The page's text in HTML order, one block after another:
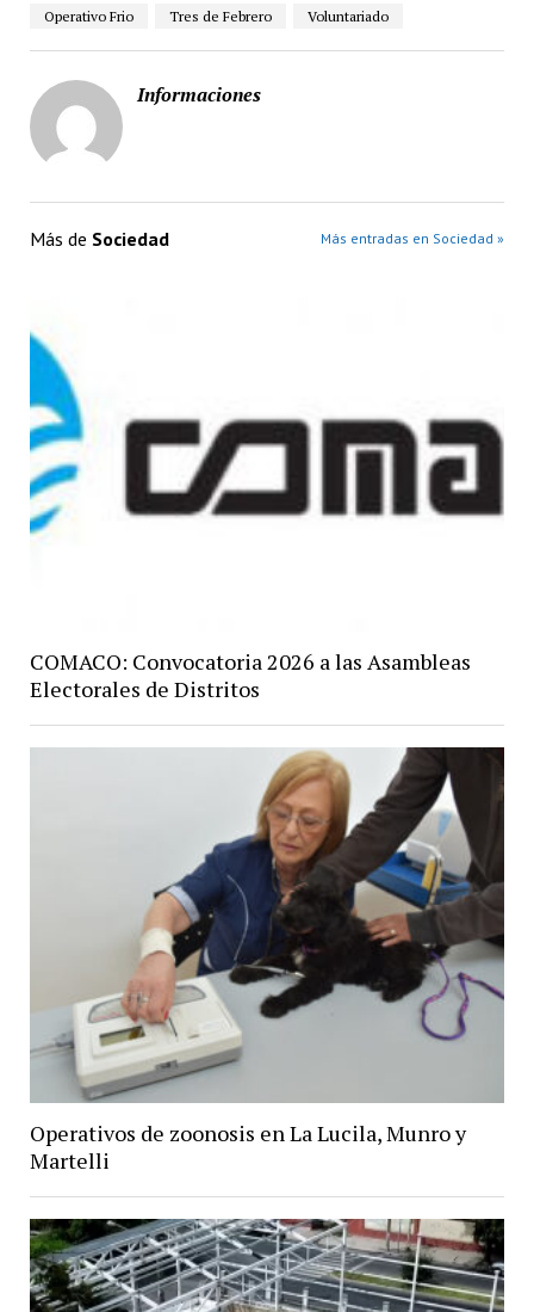
Operativo Frio Tres de Febrero Voluntariado
Informaciones
Más de Sociedad Más entradas en Sociedad »
COMACO: Convocatoria 2026 a las Asambleas
Electorales de Distritos
Operativos de zoonosis en La Lucila, Munro y
Martelli